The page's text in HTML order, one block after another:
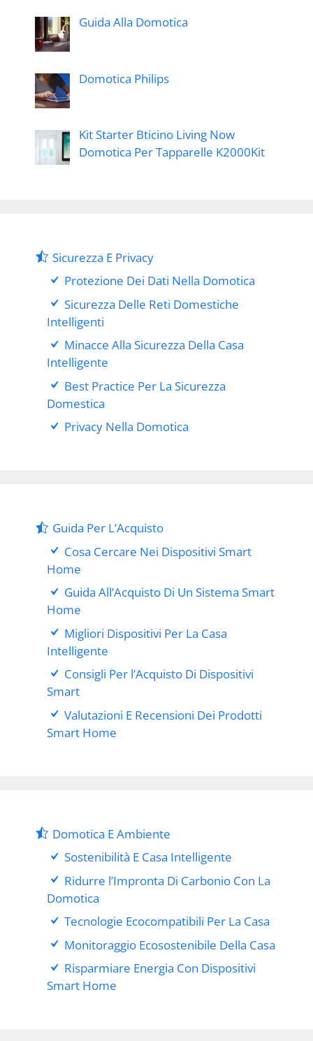
Guida Alla Domotica
Domotica Philips
Kit Starter Bticino Living Now
Domotica Per Tapparelle K2000Kit
Sicurezza E Privacy
Protezione Dei Dati Nella Domotica
Sicurezza Delle Reti Domestiche
Intelligenti
Minacce Alla Sicurezza Della Casa
Intelligente
Best Practice Per La Sicurezza
Domestica
Privacy Nella Domotica
Guida Per L’Acquisto
Cosa Cercare Nei Dispositivi Smart
Home
Guida All’Acquisto Di Un Sistema Smart
Home
Migliori Dispositivi Per La Casa
Intelligente
Consigli Per l’Acquisto Di Dispositivi
Smart
Valutazioni E Recensioni Dei Prodotti
Smart Home
Domotica E Ambiente
Sostenibilità E Casa Intelligente
Ridurre l’Impronta Di Carbonio Con La
Domotica
Tecnologie Ecocompatibili Per La Casa
Monitoraggio Ecosostenibile Della Casa
Risparmiare Energia Con Dispositivi
Smart Home